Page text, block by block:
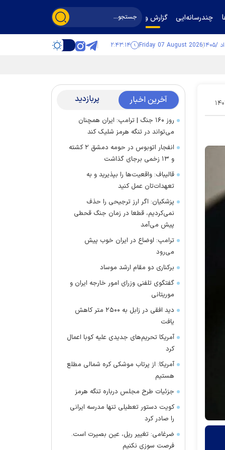
چندرسانه‌ایی گزارش و گفت‌وگو
Friday 07 August 2026 ۲:۴۳:۱۵
۱۴ آخرین اخبار پربازدید
روز ۱۶۰ جنگ | ترامپ: ایران همچنان
می‌تواند در تنگه هرمز شلیک کند
انفجار اتوبوس در حومه دمشق ۲ کشته
و ۱۳ زخمی برجای گذاشت
قالیباف: واقعیت‌ها را بپذیرید و به
تعهدات‌تان عمل کنید
پزشکیان: اگر ارز ترجیحی را حذف
نمی‌کردیم، قطعا در زمان جنگ قحطی
پیش می‌آمد
ترامپ: اوضاع در ایران خوب پیش
می‌رود
برکناری دو مقام ارشد موساد
گفتگوی تلفنی وزرای امور خارجه ایران و
موریتانی
دید افقی در زابل به ۲۵۰۰ متر کاهش
یافت
آمریکا تحریم‌های جدیدی علیه کوبا اعمال
کرد
آمریکا: از پرتاب موشکی کره شمالی مطلع
هستیم
جزئیات طرح مجلس درباره تنگه هرمز
کویت دستور تعطیلی تنها مدرسه ایرانی
را صادر کرد
ضرغامی: تغییر ریل، عین بصیرت است.
فرصت سوزی نکنیم